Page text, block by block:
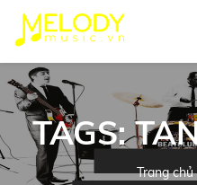
TAGS:
Trang chủ